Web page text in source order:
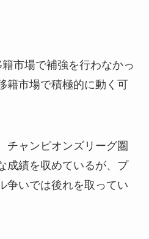
市場で補強を行わなかっ
籍市場で積極的に動く可
チャンピオンズリーグ圏
成績を収めているが、プ
争いでは後れを取ってい